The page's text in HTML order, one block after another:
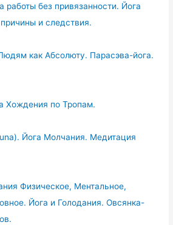
работы без привязанности. Йога
и следствия.
как Абсолюту. Парасэва-йога.
Хождения по Тропам.
Йога Молчания. Медитация
Физическое, Ментальное,
Йога и Голодания. Овсянка-